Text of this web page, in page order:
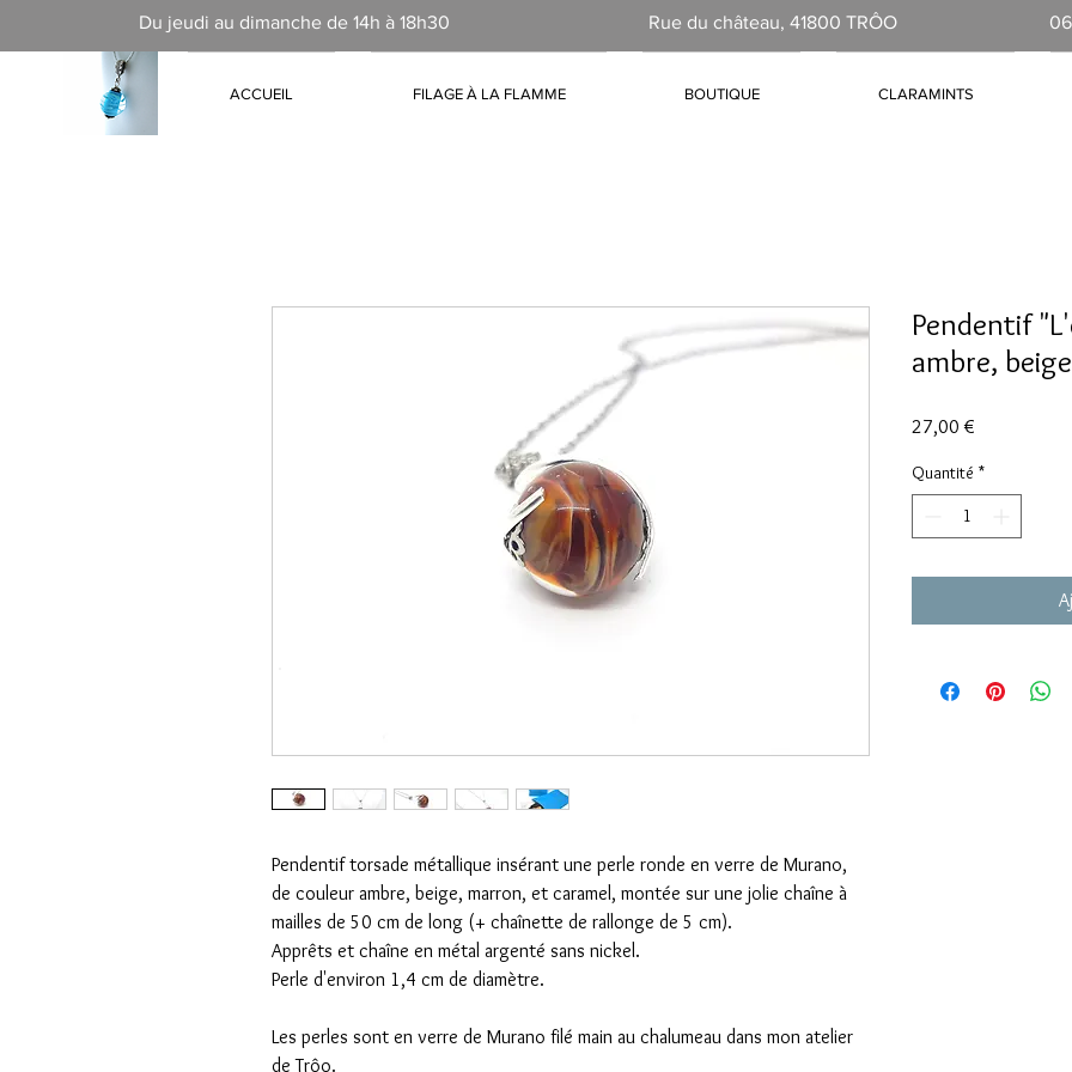
Du jeudi au dimanche de 14h à 18h30 Rue du château, 41800 TRÔO
ACCUEIL FILAGE À LA FLAMME BOUTIQUE CLARAMINTS
Pendentif torsade métallique insérant une perle ronde en verre de Murano,
de couleur ambre, beige, marron, et caramel, montée sur une jolie chaîne à
mailles de 50 cm de long (+ chaînette de rallonge de 5 cm).
Apprêts et chaîne en métal argenté sans nickel.
Perle d'environ 1,4 cm de diamètre.
Les perles sont en verre de Murano filé main au chalumeau dans mon atelier
de Trôo.
Pendentif
ambre,
27,00 €
Quantité *